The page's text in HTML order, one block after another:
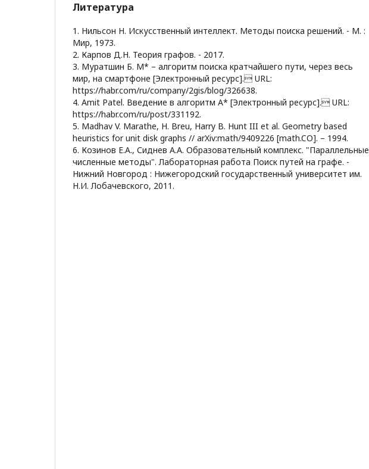
Литература
1. Нильсон Н. Искусственный интеллект. Методы поиска решений. - М. :
Мир, 1973.
2. Карпов Д.Н. Теория графов. - 2017.
3. Муратшин Б. M* – алгоритм поиска кратчайшего пути, через весь
мир, на смартфоне [Электронный ресурс]. URL:
https://habr.com/ru/company/2gis/blog/326638.
4. Amit Patel. Введение в алгоритм A* [Электронный ресурс]. URL:
https://habr.com/ru/post/331192.
5. Madhav V. Marathe, H. Breu, Harry B. Hunt III et al. Geometry based
heuristics for unit disk graphs // arXiv:math/9409226 [math.CO]. – 1994.
6. Козинов Е.А., Сиднев А.А. Образовательный комплекс. "Параллельные
численные методы". Лабораторная работа Поиск путей на графе. -
Нижний Новгород : Нижегородский государственный университет им.
Н.И. Лобачевского, 2011.